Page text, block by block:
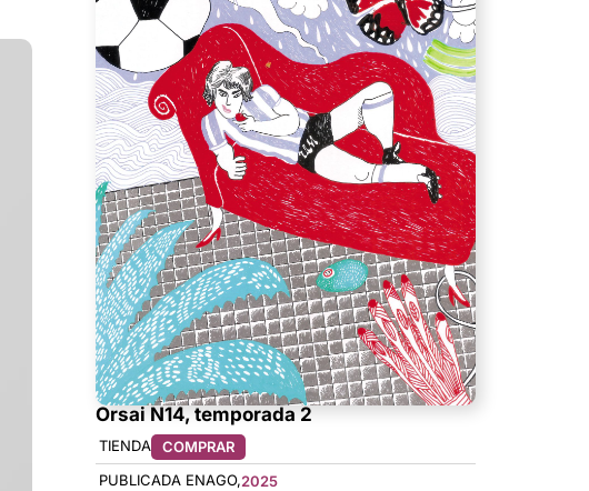
Orsai N14, temporada 2
TIENDA
COMPRAR
PUBLICADA ENAGO,2025